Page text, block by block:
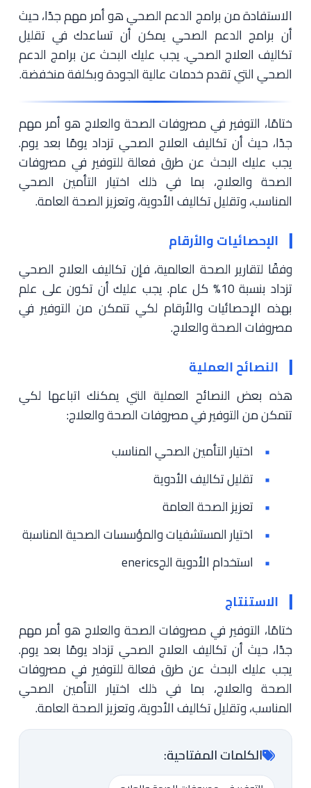
الاستفادة من برامج الدعم الصحي هو أمر مهم جدًا، حيث
أن برامج الدعم الصحي يمكن أن تساعدك في تقليل
تكاليف العلاج الصحي. يجب عليك البحث عن برامج الدعم
الصحي التي تقدم خدمات عالية الجودة وبكلفة منخفضة.
ختامًا، التوفير في مصروفات الصحة والعلاج هو أمر مهم
جدًا، حيث أن تكاليف العلاج الصحي تزداد يومًا بعد يوم.
يجب عليك البحث عن طرق فعالة للتوفير في مصروفات
الصحة والعلاج، بما في ذلك اختيار التأمين الصحي
المناسب، وتقليل تكاليف الأدوية، وتعزيز الصحة العامة.
الإحصائيات والأرقام
وفقًا لتقارير الصحة العالمية، فإن تكاليف العلاج الصحي
تزداد بنسبة 10% كل عام. يجب عليك أن تكون على علم
بهذه الإحصائيات والأرقام لكي تتمكن من التوفير في
مصروفات الصحة والعلاج.
النصائح العملية
هذه بعض النصائح العملية التي يمكنك اتباعها لكي
تتمكن من التوفير في مصروفات الصحة والعلاج:
اختيار التأمين الصحي المناسب
تقليل تكاليف الأدوية
تعزيز الصحة العامة
اختيار المستشفيات والمؤسسات الصحية المناسبة
استخدام الأدوية الجenerics
الاستنتاج
ختامًا، التوفير في مصروفات الصحة والعلاج هو أمر مهم
جدًا، حيث أن تكاليف العلاج الصحي تزداد يومًا بعد يوم.
يجب عليك البحث عن طرق فعالة للتوفير في مصروفات
الصحة والعلاج، بما في ذلك اختيار التأمين الصحي
المناسب، وتقليل تكاليف الأدوية، وتعزيز الصحة العامة.
الكلمات المفتاحية: